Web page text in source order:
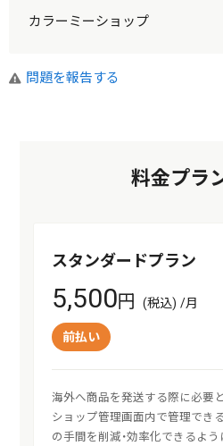
カラーミーショップ
問題を報告する
料金プラ
スタンダードプラン
5,500円 (税込) /月
前払い
海外へ商品を発送する際に必要
ショップ管理画面内で管理でき
の手間を削減・効率化できるよう